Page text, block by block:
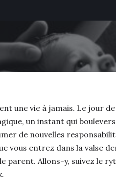
une vie à jamais. Le jour
un instant qui
de nouvelles
vous entrez dans la valse
parent. Allons-y, suivez le